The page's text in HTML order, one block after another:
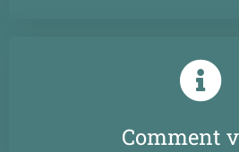
Comment